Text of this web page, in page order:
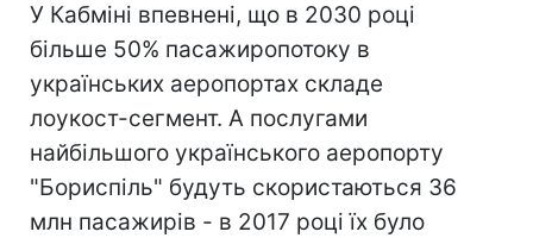
У Кабміні впевнені, що в 2030 році
більше 50% пасажиропотоку в
українських аеропортах складе
лоукост-сегмент. А послугами
найбільшого українського аеропорту
"Бориспіль" будуть скористаються 36
млн пасажирів - в 2017 році їх було